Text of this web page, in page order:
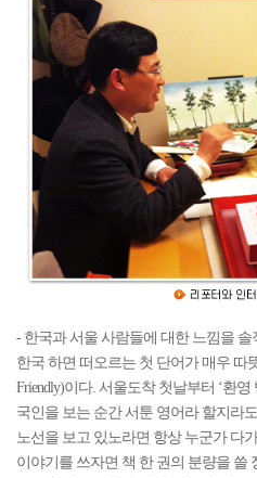
- 한국과 서울 사람들에 대한 느낌을 솔
한국 하면 떠오르는 첫 단어가 매우 따
Friendly)이다. 서울도착 첫날부터 ‘환
국인을 보는 순간 서툰 영어라 할지라
노선을 보고 있노라면 항상 누군가 다
이야기를 쓰자면 책 한 권의 분량을 쓸